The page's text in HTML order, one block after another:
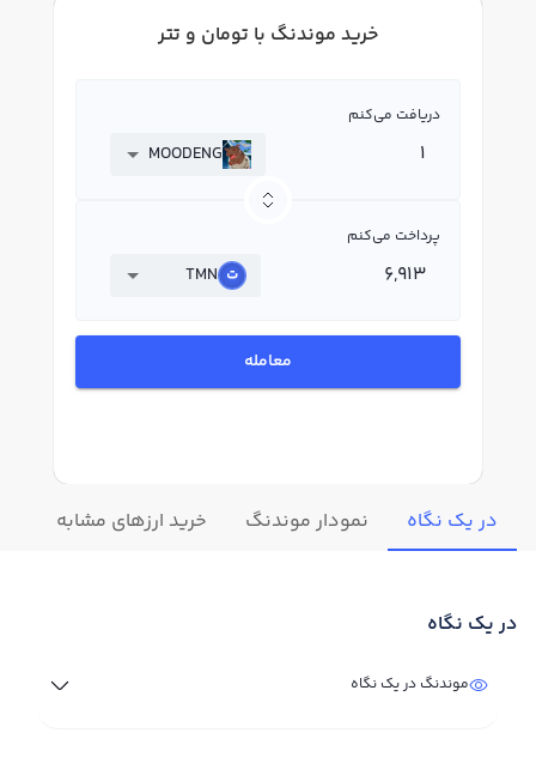
خرید موندنگ با تومان و تتر
دریافت می‌کنم
MOODENG
پرداخت می‌کنم
TMN
معامله
در یک نگاه نمودار موندنگ خرید ارزهای مشابه
در یک نگاه
موندنگ در یک نگاه